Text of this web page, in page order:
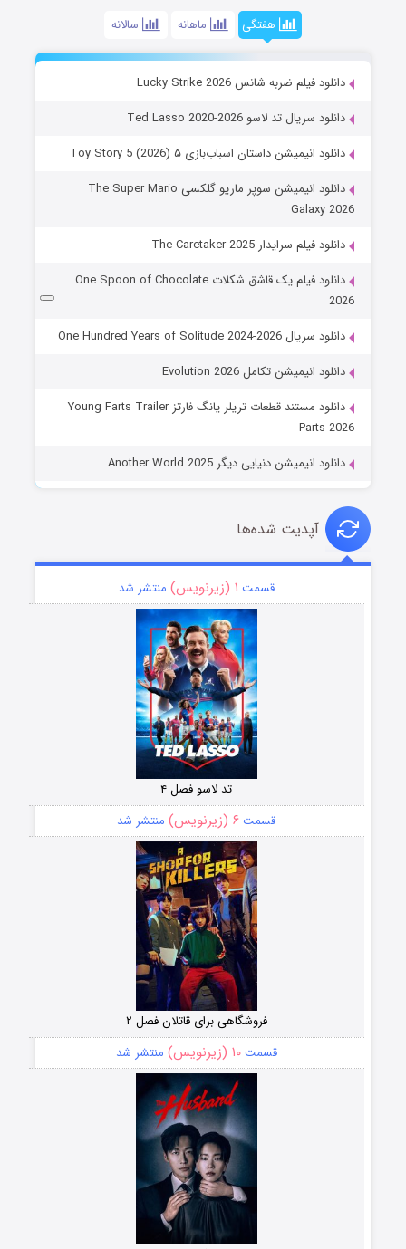
هفتگی ماهانه سالانه
دانلود فیلم ضربه شانس Lucky Strike 2026
دانلود سریال تد لاسو Ted Lasso 2020-2026
دانلود انیمیشن داستان اسباب‌بازی ۵ Toy Story 5 (2026)
دانلود انیمیشن سوپر ماریو گلکسی The Super Mario
Galaxy 2026
دانلود فیلم سرایدار The Caretaker 2025
دانلود فیلم یک قاشق شکلات One Spoon of Chocolate
2026
دانلود سریال One Hundred Years of Solitude 2024-2026
دانلود انیمیشن تکامل Evolution 2026
دانلود مستند قطعات تریلر یانگ فارتز Young Farts Trailer
Parts 2026
دانلود انیمیشن دنیایی دیگر Another World 2025
آپدیت شده‌ها
قسمت ۱ (زیرنویس) منتشر شد
تد لاسو فصل ۴
قسمت ۶ (زیرنویس) منتشر شد
فروشگاهی برای قاتلان فصل ۲
قسمت۱۰ (زیرنویس) منتشر شد